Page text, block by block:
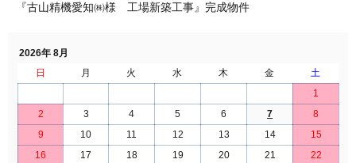
『古山精機愛知㈱様 工場新築工事』完成物件
2026年 8月
日
月 火 水 木 金
土
1
2
3 4 5 6 7
8
9
10 11 12 13 14
15
16
17 18 19 20 21
22